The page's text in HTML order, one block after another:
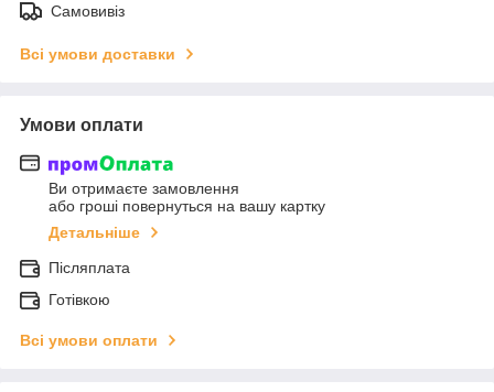
Самовивіз
Всі умови доставки
Умови оплати
Ви отримаєте замовлення
або гроші повернуться на вашу картку
Детальніше
Післяплата
Готівкою
Всі умови оплати